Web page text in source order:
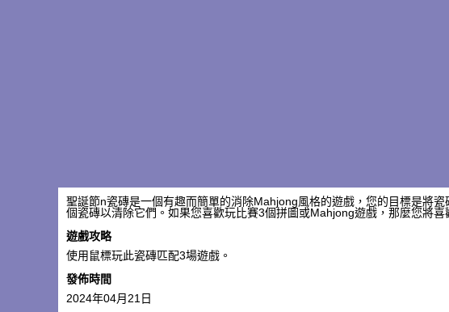
聖誕節n瓷磚是一個有趣而簡單的消除Mahjong風格的遊戲，您的目標是將
個瓷磚以清除它們。如果您喜歡玩比賽3個拼圖或Mahjong遊戲，那麼您將喜
遊戲攻略
使用鼠標玩此瓷磚匹配3場遊戲。
發佈時間
2024年04月21日